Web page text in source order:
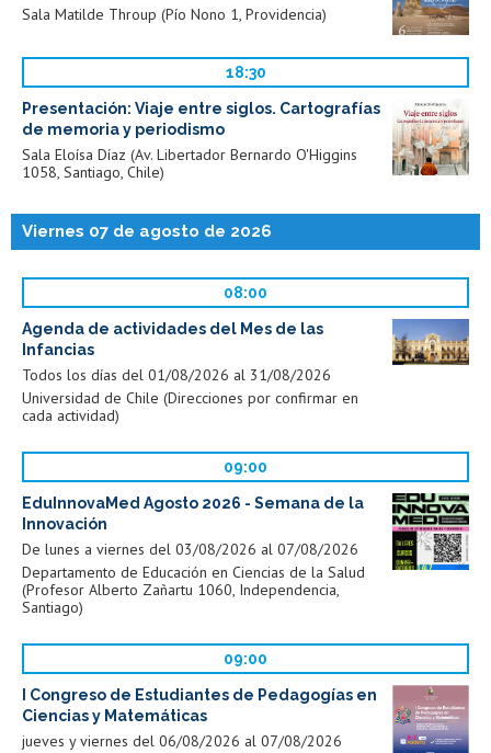
Sala Matilde Throup (Pío Nono 1, Providencia)
18:30
Presentación: Viaje entre siglos. Cartografías
de memoria y periodismo
Sala Eloísa Díaz (Av. Libertador Bernardo O'Higgins
1058, Santiago, Chile)
Viernes 07 de agosto de 2026
08:00
Agenda de actividades del Mes de las
Infancias
Todos los días del 01/08/2026 al 31/08/2026
Universidad de Chile (Direcciones por confirmar en
cada actividad)
09:00
EduInnovaMed Agosto 2026 - Semana de la
Innovación
De lunes a viernes del 03/08/2026 al 07/08/2026
Departamento de Educación en Ciencias de la Salud
(Profesor Alberto Zañartu 1060, Independencia,
Santiago)
09:00
I Congreso de Estudiantes de Pedagogías en
Ciencias y Matemáticas
jueves y viernes del 06/08/2026 al 07/08/2026